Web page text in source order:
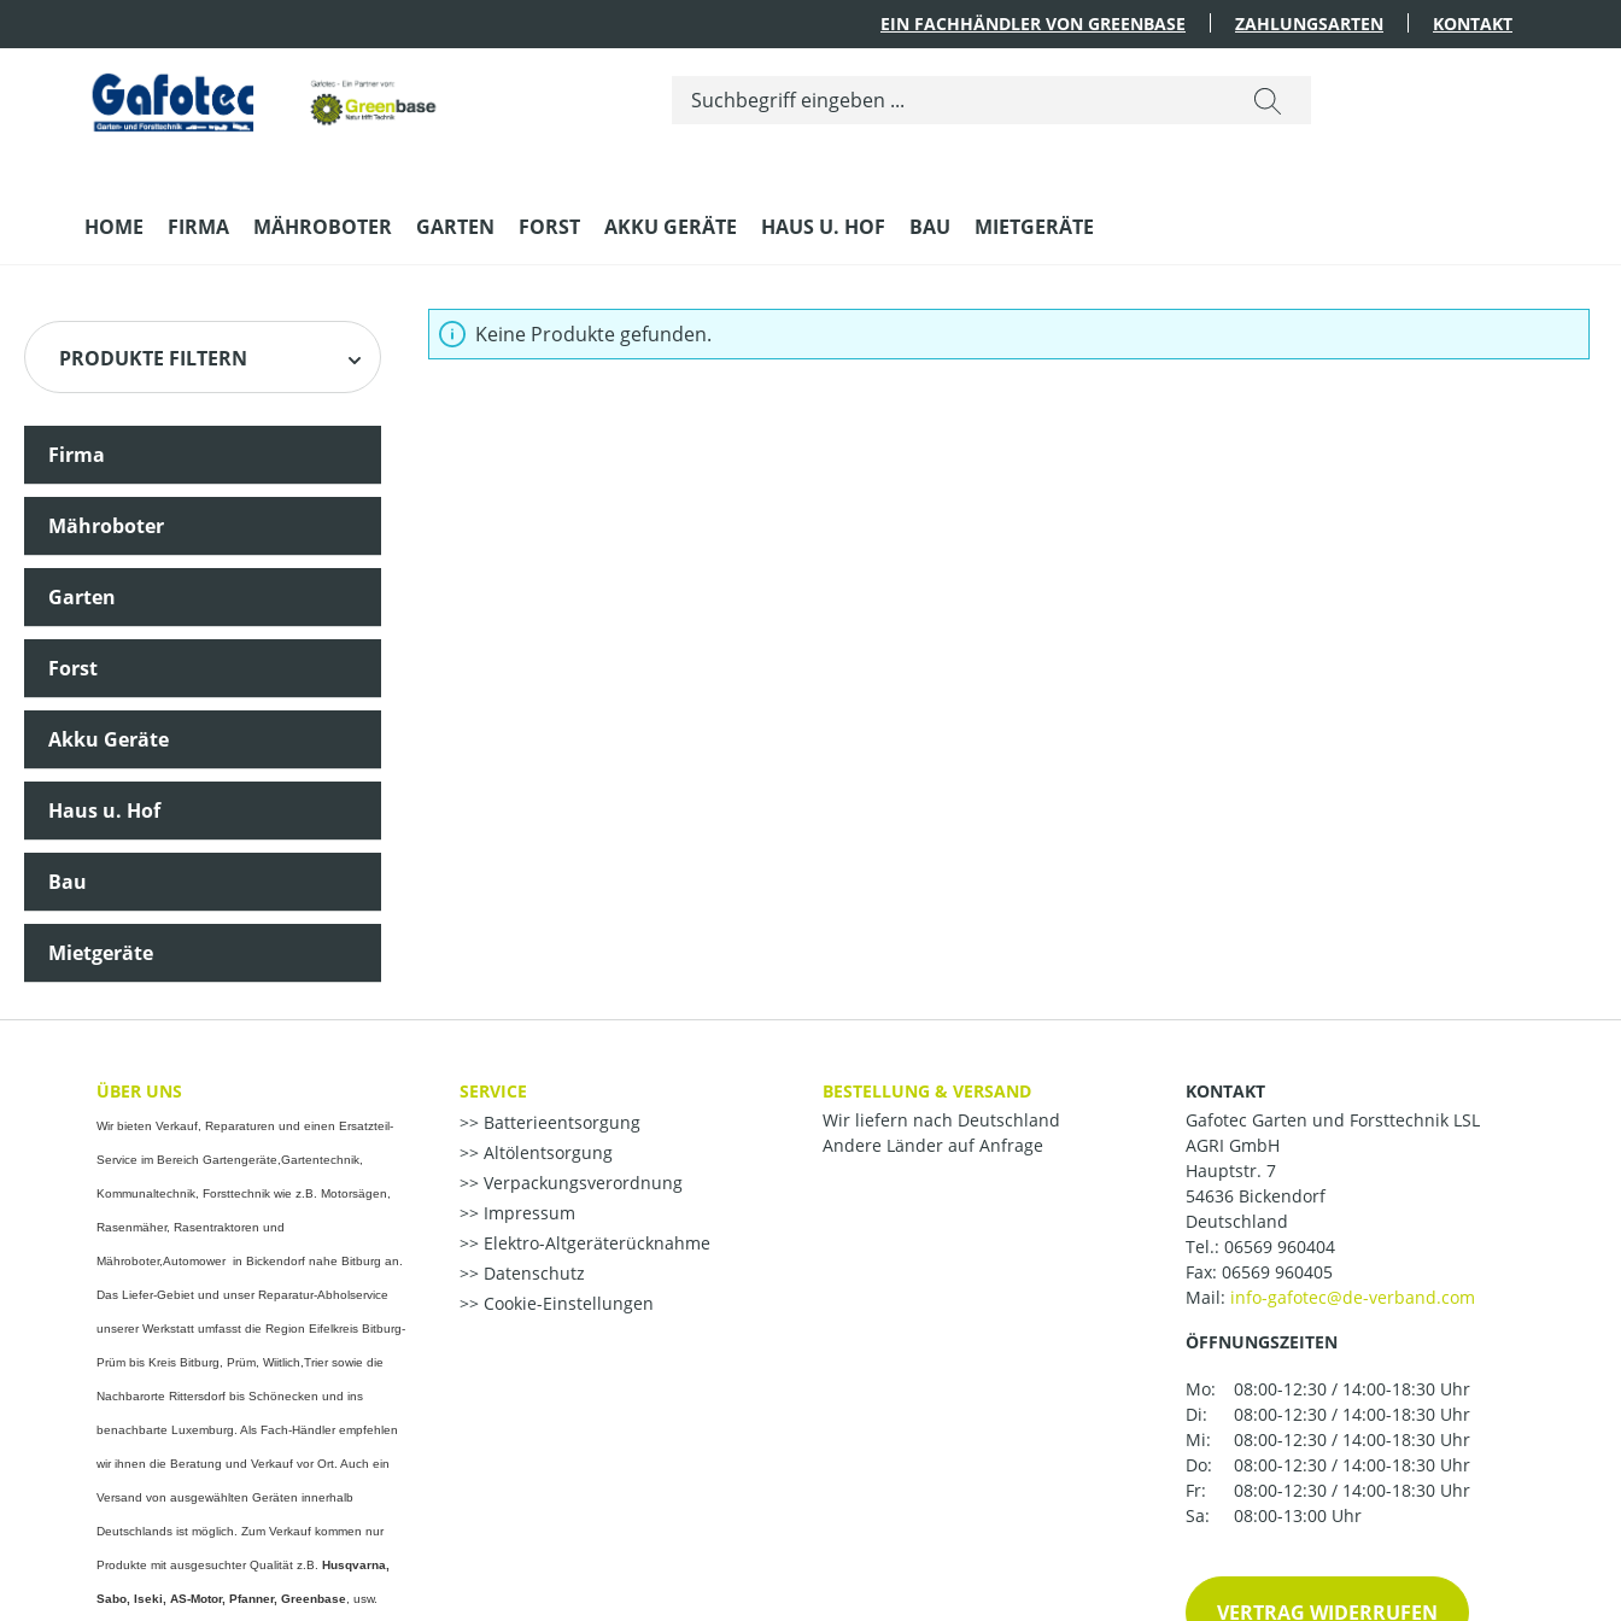
EIN FACHHÄNDLER VON GREENBASE ZAHLUNGSARTEN KONTAKT
HOME FIRMA MÄHROBOTER GARTEN FORST AKKU GERÄTE HAUS U. HOF BAU MIETGERÄTE
PRODUKTE FILTERN
Firma
Mähroboter
Garten
Forst
Akku Geräte
Haus u. Hof
Bau
Mietgeräte
Keine Produkte gefunden.
ÜBER UNS
Wir bieten Verkauf, Reparaturen und einen Ersatzteil-
Service im Bereich Gartengeräte,Gartentechnik,
Kommunaltechnik, Forsttechnik wie z.B. Motorsägen,
Rasenmäher, Rasentraktoren und
Mähroboter,Automower in Bickendorf nahe Bitburg an.
Das Liefer-Gebiet und unser Reparatur-Abholservice
unserer Werkstatt umfasst die Region Eifelkreis Bitburg-
Prüm bis Kreis Bitburg, Prüm, Wiitlich,Trier sowie die
Nachbarorte Rittersdorf bis Schönecken und ins
benachbarte Luxemburg. Als Fach-Händler empfehlen
wir ihnen die Beratung und Verkauf vor Ort. Auch ein
Versand von ausgewählten Geräten innerhalb
Deutschlands ist möglich. Zum Verkauf kommen nur
Produkte mit ausgesuchter Qualität z.B. Husqvarna,
Sabo, Iseki, AS-Motor, Pfanner, Greenbase , usw.
SERVICE
Batterieentsorgung
Altölentsorgung
Verpackungsverordnung
Impressum
Elektro-Altgeräterücknahme
Datenschutz
Cookie-Einstellungen
BESTELLUNG & VERSAND
Wir liefern nach Deutschland
Andere Länder auf Anfrage
KONTAKT
Gafotec Garten und Forsttechnik LSL
AGRI GmbH
Hauptstr. 7
54636 Bickendorf
Deutschland
Tel.: 06569 960404
Fax: 06569 960405
Mail:
ÖFFNUNGSZEITEN
Mo:
08:00-12:30 / 14:00-18:30 Uhr
Di:
08:00-12:30 / 14:00-18:30 Uhr
Mi:
08:00-12:30 / 14:00-18:30 Uhr
Do:
08:00-12:30 / 14:00-18:30 Uhr
Fr:
08:00-12:30 / 14:00-18:30 Uhr
Sa:
08:00-13:00 Uhr
VERTRAG WIDERRUFEN